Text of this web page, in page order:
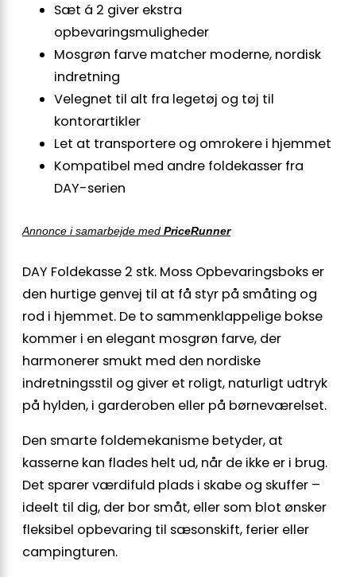
Sæt á 2 giver ekstra
opbevaringsmuligheder
Mosgrøn farve matcher moderne, nordisk
indretning
Velegnet til alt fra legetøj og tøj til
kontorartikler
Let at transportere og omrokere i hjemmet
Kompatibel med andre foldekasser fra
DAY-serien
Annonce i samarbejde med PriceRunner
DAY Foldekasse 2 stk. Moss Opbevaringsboks er
den hurtige genvej til at få styr på småting og
rod i hjemmet. De to sammenklappelige bokse
kommer i en elegant mosgrøn farve, der
harmonerer smukt med den nordiske
indretningsstil og giver et roligt, naturligt udtryk
på hylden, i garderoben eller på børneværelset.
Den smarte foldemekanisme betyder, at
kasserne kan flades helt ud, når de ikke er i brug.
Det sparer værdifuld plads i skabe og skuffer –
ideelt til dig, der bor småt, eller som blot ønsker
fleksibel opbevaring til sæsonskift, ferier eller
campingturen.